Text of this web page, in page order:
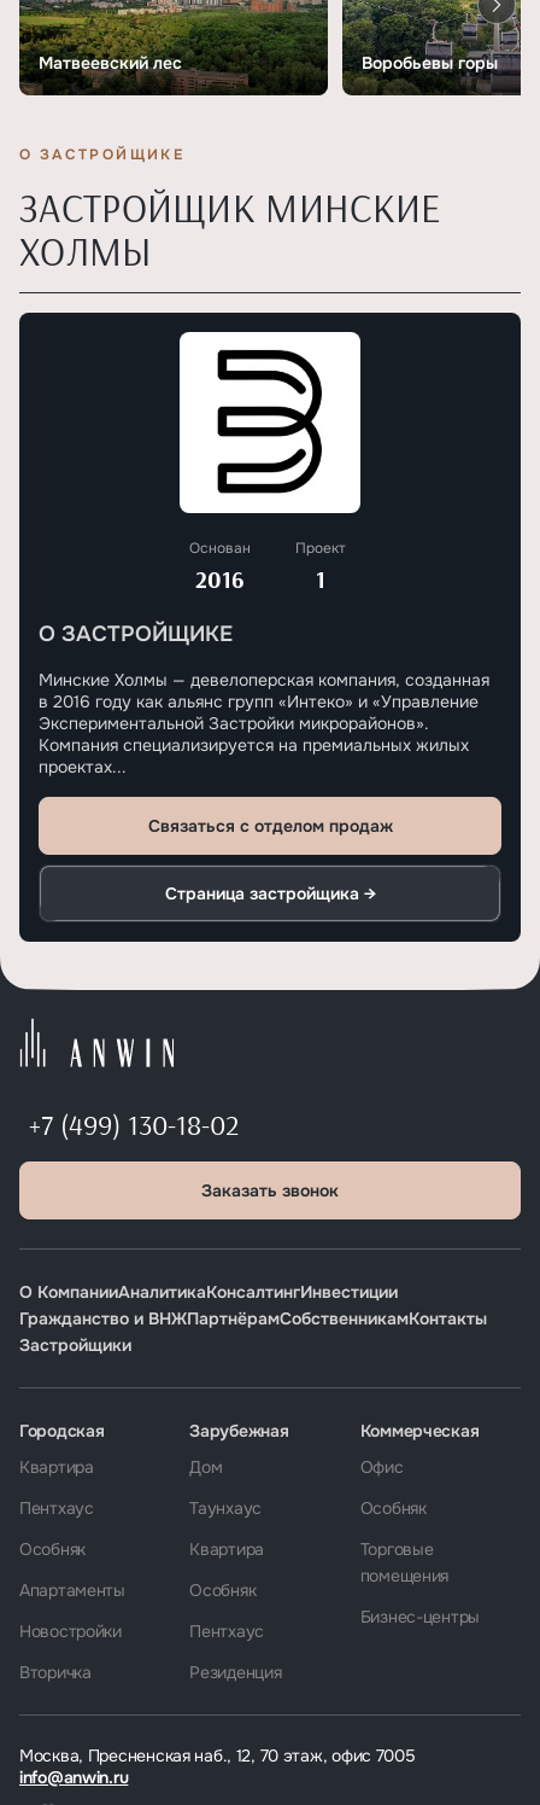
Матвеевский лес Воробьевы горы
О ЗАСТРОЙЩИКЕ
ЗАСТРОЙЩИК МИНСКИЕ
ХОЛМЫ
Основан
2016
Проект
1
О ЗАСТРОЙЩИКЕ
Минские Холмы — девелоперская компания, созданная
в 2016 году как альянс групп «Интеко» и «Управление
Экспериментальной Застройки микрорайонов».
Компания специализируется на премиальных жилых
проектах...
Связаться с отделом продаж
Страница застройщика →
+7 (499) 130-18-02
Заказать звонок
О КомпанииАналитикаКонсалтингИнвестиции
Гражданство и ВНЖПартнёрамСобственникамКонтакты
Застройщики
Москва, Пресненская наб., 12, 70 этаж, офис 7005
info@anwin.ru
Городская
Квартира
Пентхаус
Особняк
Апартаменты
Новостройки
Вторичка
Зарубежная
Дом
Таунхаус
Квартира
Особняк
Пентхаус
Резиденция
Коммерческая
Офис
Особняк
Торговые
помещения
Бизнес-центры